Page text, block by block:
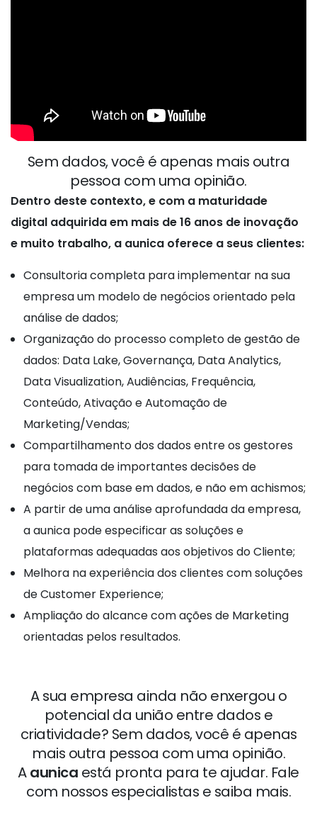
Sem dados, você é apenas mais outra
pessoa com uma opinião.
Dentro deste contexto, e com a maturidade
digital adquirida em mais de 16 anos de inovação
e muito trabalho, a aunica oferece a seus clientes:
Consultoria completa para implementar na sua
empresa um modelo de negócios orientado pela
análise de dados;
Organização do processo completo de gestão de
dados: Data Lake, Governança, Data Analytics,
Data Visualization, Audiências, Frequência,
Conteúdo, Ativação e Automação de
Marketing/Vendas;
Compartilhamento dos dados entre os gestores
para tomada de importantes decisões de
negócios com base em dados, e não em achismos;
A partir de uma análise aprofundada da empresa,
a aunica pode especificar as soluções e
plataformas adequadas aos objetivos do Cliente;
Melhora na experiência dos clientes com soluções
de Customer Experience;
Ampliação do alcance com ações de Marketing
orientadas pelos resultados.
A sua empresa ainda não enxergou o
potencial da união entre dados e
criatividade? Sem dados, você é apenas
mais outra pessoa com uma opinião.
Aaunica está pronta para te ajudar. Fale
com nossos especialistas e saiba mais.